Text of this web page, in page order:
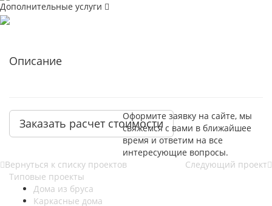
Дополнительные услуги
Описание
Заказать расчет стоимости
Оформите заявку на сайте, мы
свяжемся с вами в ближайшее
время и ответим на все
интересующие вопросы.
Вернуться к списку проектов
Следующий проект
Типовые проекты
Дома из бруса
Каркасные дома